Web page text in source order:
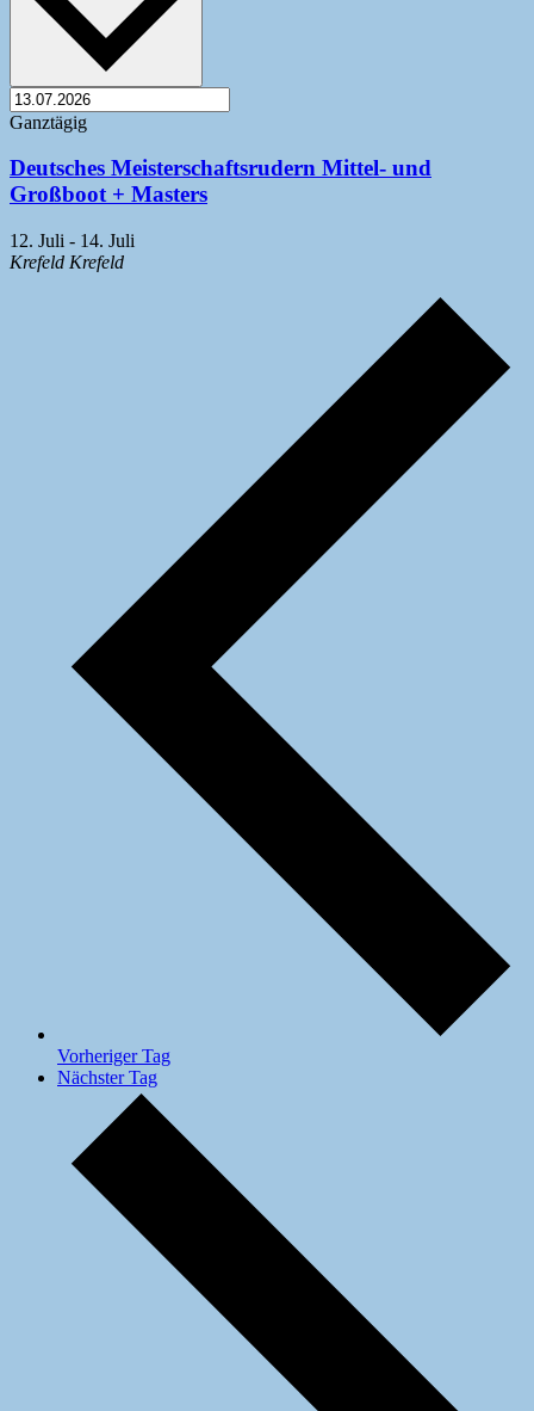
Ganztägig
Deutsches Meisterschaftsrudern Mittel- und
Großboot + Masters
12. Juli - 14. Juli
Krefeld Krefeld
Vorheriger Tag
Nächster Tag